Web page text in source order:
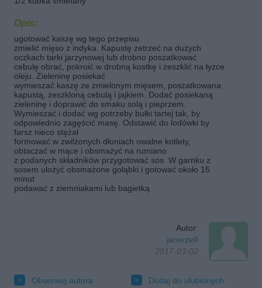
Opis:
ugotować kaszę wg tego przepisu
zmielić mięso z indyka. Kapustę zetrzeć na dużych
oczkach tarki jarzynowej lub drobno poszatkować
cebulę obrać, pokroić w drobną kostkę i zeszklić na łyżce
oleju. Zieleninę posiekać
wymieszać kaszę ze zmielonym mięsem, poszatkowana
kapustą, zeszkloną cebulą i jajkiem. Dodać posiekaną
zieleninę i doprawić do smaku solą i pieprzem.
Wymieszać i dodać wg potrzeby bułki tartej tak, by
odpowiednio zagęścić masę. Odstawić do lodówki by
farsz nieco stężał
formować w zwilżonych dłoniach owalne kotlety,
obtaczać w mące i obsmażyć na rumiano
z podanych składników przygotować sos. W garnku z
sosem ulożyć obsmażone gołąbki i gotować około 15
minut
podawać z ziemniakami lub bagietką
Autor:
jarwrze9
2017-03-02
Obserwuj autora
Dodaj do ulubionych